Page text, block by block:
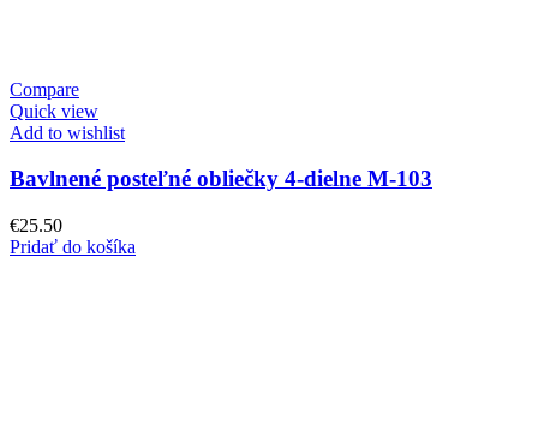
Compare
Quick view
Add to wishlist
Bavlnené posteľné obliečky 4-dielne M-103
€25.50
Pridať do košíka